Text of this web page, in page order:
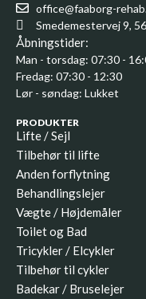
office@faaborg-
Smedemestervej 9,
Åbningstider:
Man - torsdag: 07:30 -
Fredag: 07:30 - 12:30
Lør - søndag: Lukket
PRODUKTER
Lifte / Sejl
Tilbehør til lifte
Anden forflytning
Behandlingslejer
Vægte / Højdemåler
Toilet og Bad
Tricykler / Elcykler
Tilbehør til cykler
Badekar / Bruselejer